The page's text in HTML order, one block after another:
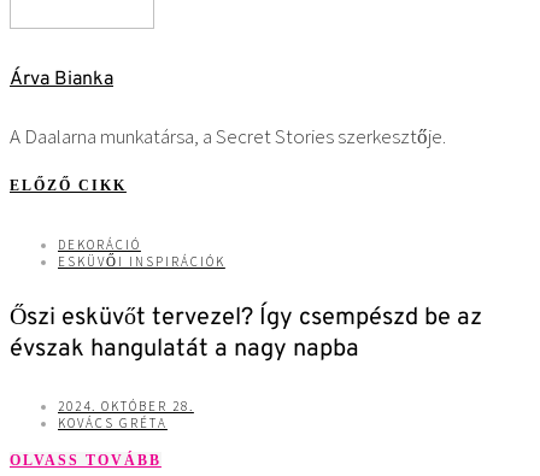
Árva Bianka
A Daalarna munkatársa, a Secret Stories szerkesztője.
ELŐZŐ CIKK
DEKORÁCIÓ
ESKÜVŐI INSPIRÁCIÓK
Őszi esküvőt tervezel? Így csempészd be az
évszak hangulatát a nagy napba
2024. OKTÓBER 28.
KOVÁCS GRÉTA
OLVASS TOVÁBB